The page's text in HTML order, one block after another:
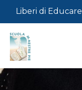
Liberi di Educare